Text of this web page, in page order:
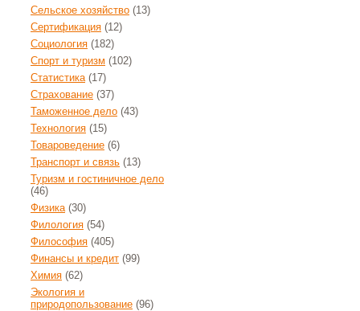
Сельское хозяйство (13)
Сертификация (12)
Социология (182)
Спорт и туризм (102)
Статистика(17)
Страхование (37)
Таможенное дело (43)
Технология (15)
Товароведение (6)
Транспорт и связь (13)
Туризм и гостиничное дело
(46)
Физика(30)
Филология (54)
Философия (405)
Финансы и кредит (99)
Химия (62)
Экология и
природопользование (96)